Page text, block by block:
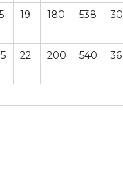
19 180 538 30
22 200 540 36